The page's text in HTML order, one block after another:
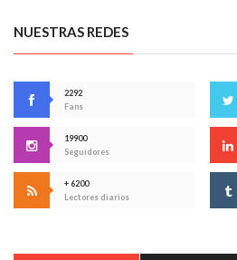
NUESTRAS REDES
2292
Fans
19900
Seguidores
+ 6200
Lectores diarios